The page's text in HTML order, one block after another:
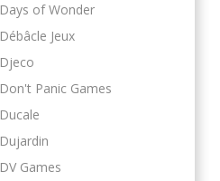
Days of Wonder
Débâcle Jeux
Djeco
Don't Panic Games
Ducale
Dujardin
DV Games